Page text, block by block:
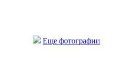
Еще фотографии